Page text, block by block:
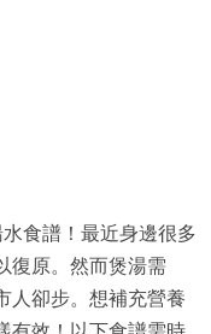
食譜！最近身邊很多
復原。然而煲湯需
人卻步。想補充營養